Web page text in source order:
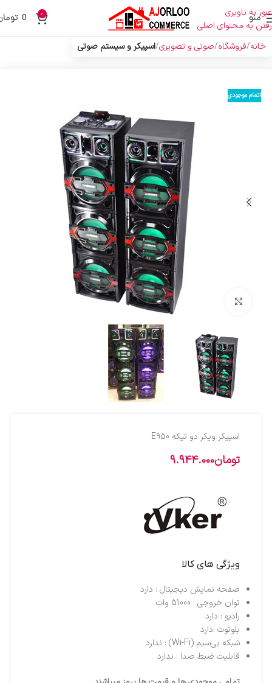
عبور به ناوبری
رفتن به محتوای اصلی
منو 0
0
خانه فروشگاه صوتی و تصویری اسپیکر و سیستم صوتی
اتمام موجودی
بزرگنمایی تصویر
اسپيکر ويکر دو تيکه E950
تومان9.944.000
ویژگی های کالا
صفحه نمایش دیجیتال : دارد
توان خروجی : 51000 وات
رادیو : دارد
بلوتوث :دارد
شبکه بی‌سیم (Wi-Fi) : ندارد
قابلیت ضبط صدا : ندارد